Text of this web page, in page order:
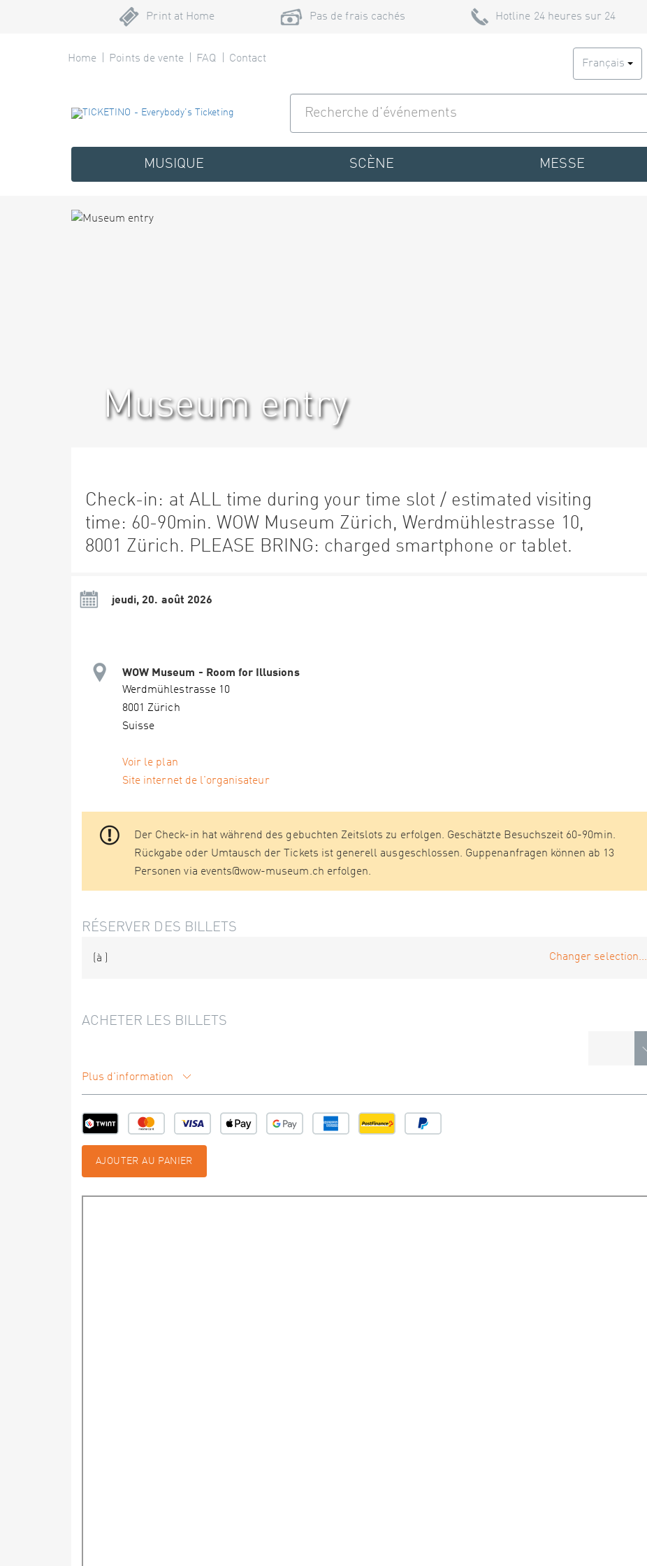
Print at Home Pas de frais cachés Hotline 24 heures sur 24
Home Points de vente FAQ Contact Français
MUSIQUE SCÈNE MESSE
Museum entry
Check-in: at ALL time during your time slot / estimated visiting
time: 60-90min. WOW Museum Zürich, Werdmühlestrasse 10,
8001 Zürich. PLEASE BRING: charged smartphone or tablet.
jeudi, 20. août 2026
WOW Museum - Room for Illusions
Werdmühlestrasse 10
8001 Zürich
Suisse
Voir le plan
Site internet de l'organisateur
Der Check-in hat während des gebuchten Zeitslots zu erfolgen. Geschätzte Besuchszeit 60-90min.
Rückgabe oder Umtausch der Tickets ist generell ausgeschlossen. Guppenanfragen können ab 13
Personen via events@wow-museum.ch erfolgen.
RÉSERVER DES BILLETS
(à Changer selection...
ACHETER LES BILLETS
Plus d'information
AJOUTER AU PANIER